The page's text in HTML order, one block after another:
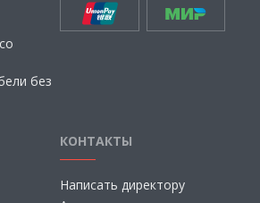
без
КОНТАКТЫ
Написать директору